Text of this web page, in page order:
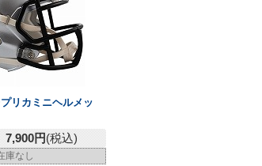
リカミニヘルメッ
7,900円(税込)
庫なし